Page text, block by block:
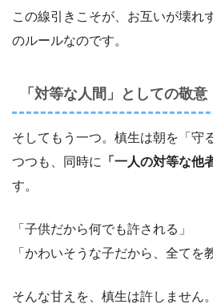
この線引きこそが、お互いが壊れ
のルールなのです。
「対等な人間」としての敬意
そしてもう一つ。槙生は朝を「守
つつも、同時に
「一人の対等な他
す。
「子供だから何でも許される」
「かわいそうな子だから、全てを
そんな甘えを、槙生は許しません。